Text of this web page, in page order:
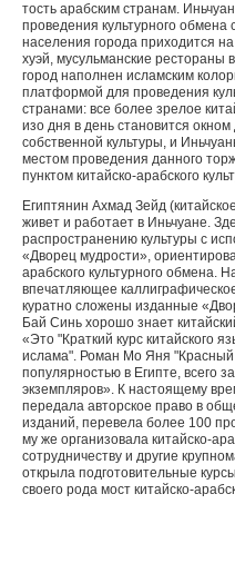
тость арабским странам.
проведения культурного
населения города приходится
хуэй, мусуль­манские рестораны
город наполнен исламским
платформой для проведения
странами: все более зрелое
изо дня в день становится
собственной культуры, и
местом проведения данного
пунктом ки­тайско-арабского
Египтянин Ахмад Зейд
живет и работает в Иньчуане.
распространению культуры с
«Дворец мудрости»,
арабского культурного обмена.
впечатляющее
куратно сложены изданные
Бай Синь хорошо знает
«Это "Краткий курс китайского
ислама". Роман Мо Яня "Красный
популярностью в Египте, всего
экземпля­ров». К настоящему
передала авторское право в
изданий, перевела более 100
му же организовала китайско-
сотрудничеству и другие
открыла подготовительные
своего рода мост китайско-